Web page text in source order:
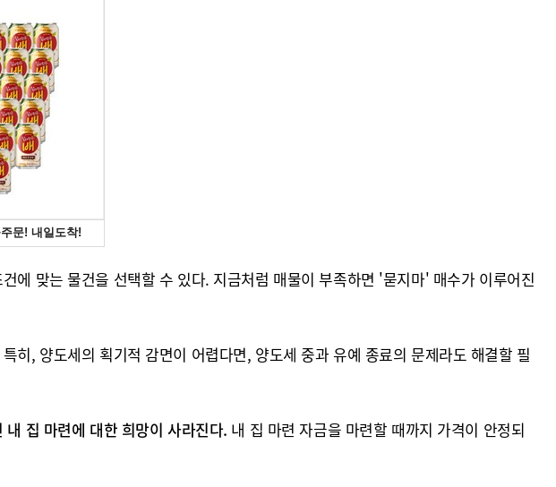
에 맞는 물건을 선택할 수 있다. 지금처럼 매물이 부족하면 '묻지마' 매수가 이루어진
히, 양도세의 획기적 감면이 어렵다면, 양도세 중과 유예 종료의 문제라도 해결할 필
집 마련에 대한 희망이 사라진다. 내 집 마련 자금을 마련할 때까지 가격이 안정되